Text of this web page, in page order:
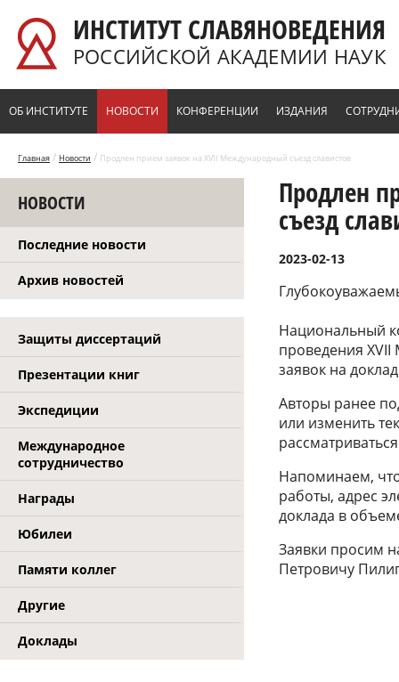
ИНСТИТУТ СЛАВЯНОВЕДЕНИЯ
РОССИЙСКОЙ АКАДЕМИИ НАУК
ОБ ИНСТИТУТЕ НОВОСТИ КОНФЕРЕНЦИИ ИЗДАНИЯ
Главная / Новости / Продлен прием заявок на XVII Международный съезд славистов
НОВОСТИ
Последние новости
Архив новостей
Защиты диссертаций
Презентации книг
Экспедиции
Международное
сотрудничество
Награды
Юбилеи
Памяти коллег
Другие
Доклады
Продлен
съезд
2023-02-13
Национальный
проведения
заявок на
Авторы ранее
или изменить
Напоминаем,
работы, адрес
доклада в
Заявки просим
Петровичу